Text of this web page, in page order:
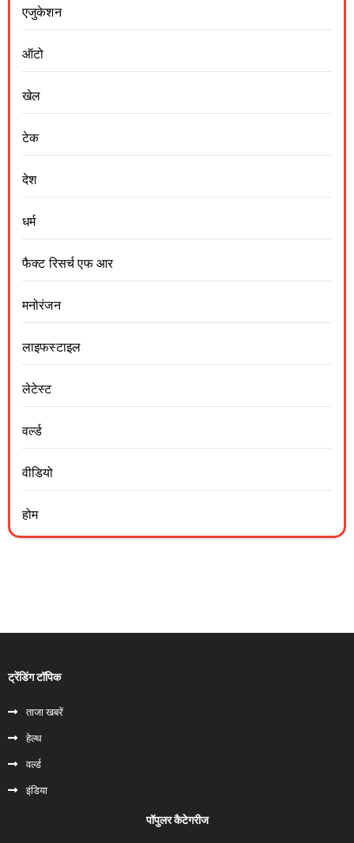
एजुकेशन
ऑटो
खेल
टेक
देश
धर्म
फैक्ट रिसर्च एफ आर
मनोरंजन
लाइफस्टाइल
लेटेस्ट
वर्ल्ड
वीडियो
होम
ट्रेंडिंग टॉपिक
ताजा खबरें
हेल्‍थ
वर्ल्ड
इंडिया
पॉपुलर कैटेगरीज